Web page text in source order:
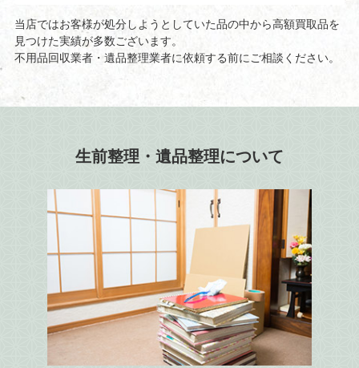
当店ではお客様が処分しようとしていた品の中から高額買取品を
見つけた実績が多数ございます。
不用品回収業者・遺品整理業者に依頼する前にご相談ください。
生前整理・遺品整理について